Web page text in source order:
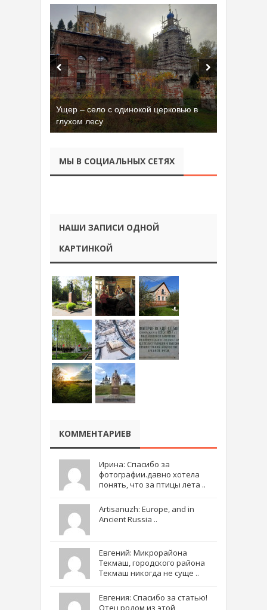
Ущер – село с одинокой церковью в
глухом лесу
МЫ В СОЦИАЛЬНЫХ СЕТЯХ
НАШИ ЗАПИСИ ОДНОЙ
КАРТИНКОЙ
КОММЕНТАРИЕВ
Ирина: Спасибо за
фотографии.давно хотела
понять, что за птицы лета ..
Artisanuzh: Europe, and in
Ancient Russia ..
Евгений: Микрорайона
Текмаш, городского района
Текмаш никогда не суще ..
Евгения: Спасибо за статью!
Отец родом из этой